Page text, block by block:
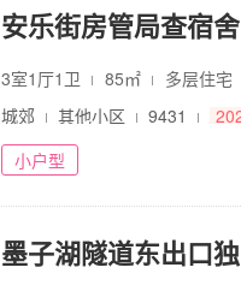
安乐街房管局查宿舍
3室1厅1卫 85㎡
多层住宅
城郊
其他小区 9431
小户型